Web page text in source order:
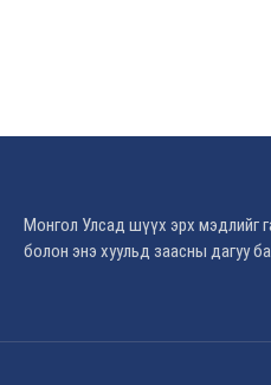
Монгол Улсад шүүх эрх мэдлийг
болон энэ хуульд заасны дагуу